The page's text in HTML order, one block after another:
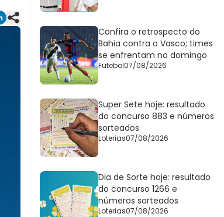
Confira o retrospecto do
Bahia contra o Vasco; times
se enfrentam no domingo
Futebol07/08/2026
Super Sete hoje: resultado
do concurso 883 e números
sorteados
Loterias07/08/2026
Dia de Sorte hoje: resultado
do concurso 1266 e
números sorteados
Loterias07/08/2026